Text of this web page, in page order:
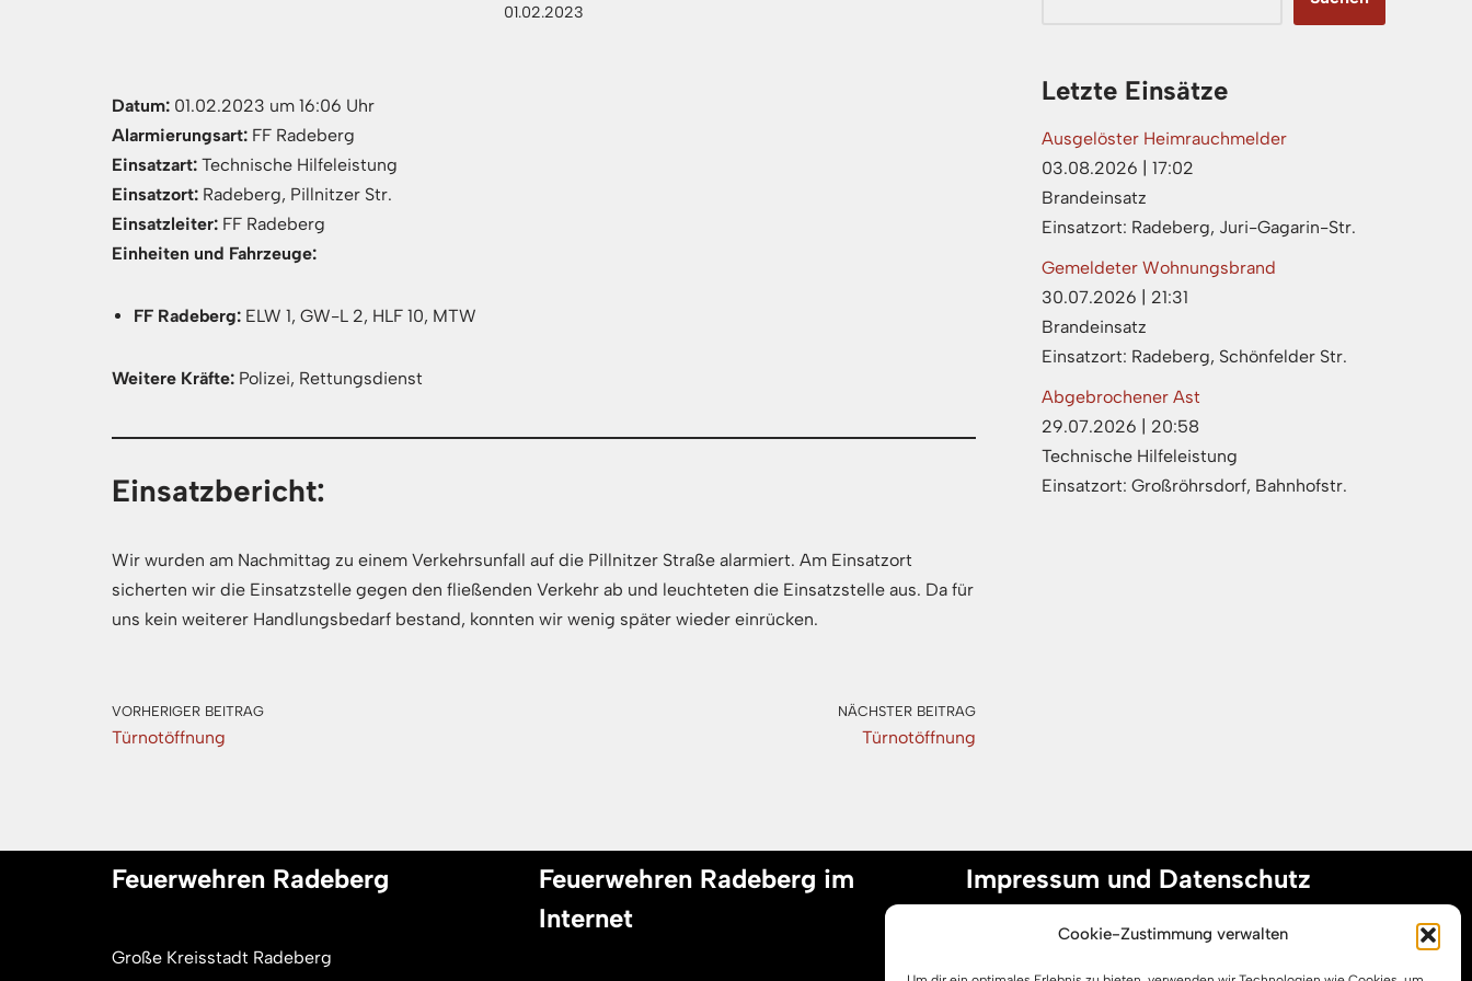
Cookie-Zustimmung verwalten
01.02.2023
Datum: 01.02.2023 um 16:06 Uhr
Alarmierungsart: FF Radeberg
Einsatzart: Technische Hilfeleistung
Einsatzort: Radeberg, Pillnitzer Str.
Einsatzleiter: FF Radeberg
Einheiten und Fahrzeuge:
FF Radeberg: ELW 1, GW-L 2, HLF 10, MTW
Weitere Kräfte: Polizei, Rettungsdienst
Einsatzbericht:
Wir wurden am Nachmittag zu einem Verkehrsunfall auf die Pillnitzer Straße alarmiert. Am Einsatzort
sicherten wir die Einsatzstelle gegen den fließenden Verkehr ab und leuchteten die Einsatzstelle aus. Da für
uns kein weiterer Handlungsbedarf bestand, konnten wir wenig später wieder einrücken.
VORHERIGER BEITRAG
Türnotöffnung
NÄCHSTER BEITRAG
Türnotöffnung
Letzte Einsätze
Ausgelöster Heimrauchmelder
03.08.2026 | 17:02
Brandeinsatz
Einsatzort: Radeberg, Juri-Gagarin-Str.
Gemeldeter Wohnungsbrand
30.07.2026 | 21:31
Brandeinsatz
Einsatzort: Radeberg, Schönfelder Str.
Abgebrochener Ast
29.07.2026 | 20:58
Technische Hilfeleistung
Einsatzort: Großröhrsdorf, Bahnhofstr.
Feuerwehren Radeberg
Große Kreisstadt Radeberg
Feuerwehren Radeberg im
Internet
Impressum und Datenschutz